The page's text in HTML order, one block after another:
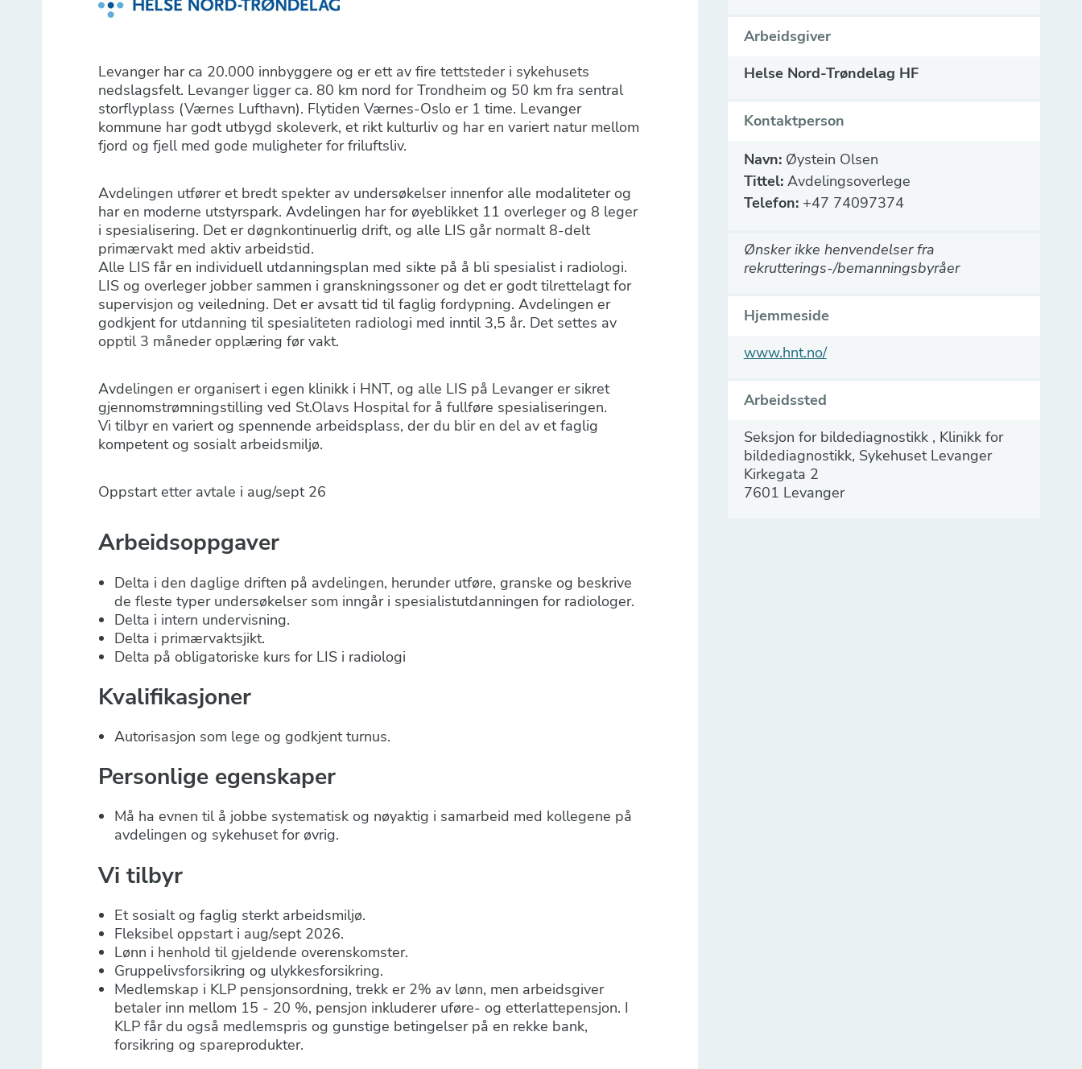
Levanger har ca 20.000 innbyggere og er ett av fire tettsteder i sykehusets
nedslagsfelt. Levanger ligger ca. 80 km nord for Trondheim og 50 km fra sentral
storflyplass (Værnes Lufthavn). Flytiden Værnes-Oslo er 1 time. Levanger
kommune har godt utbygd skoleverk, et rikt kulturliv og har en variert natur mellom
fjord og fjell med gode muligheter for friluftsliv.
Avdelingen utfører et bredt spekter av undersøkelser innenfor alle modaliteter og
har en moderne utstyrspark. Avdelingen har for øyeblikket 11 overleger og 8 leger
i spesialisering. Det er døgnkontinuerlig drift, og alle LIS går normalt 8-delt
primærvakt med aktiv arbeidstid.
Alle LIS får en individuell utdanningsplan med sikte på å bli spesialist i radiologi.
LIS og overleger jobber sammen i granskningssoner og det er godt tilrettelagt for
supervisjon og veiledning. Det er avsatt tid til faglig fordypning. Avdelingen er
godkjent for utdanning til spesialiteten radiologi med inntil 3,5 år. Det settes av
opptil 3 måneder opplæring før vakt.
Avdelingen er organisert i egen klinikk i HNT, og alle LIS på Levanger er sikret
gjennomstrømningstilling ved St.Olavs Hospital for å fullføre spesialiseringen.
Vi tilbyr en variert og spennende arbeidsplass, der du blir en del av et faglig
kompetent og sosialt arbeidsmiljø.
Oppstart etter avtale i aug/sept 26
Arbeidsoppgaver
Delta i den daglige driften på avdelingen, herunder utføre, granske og beskrive
de fleste typer undersøkelser som inngår i spesialistutdanningen for radiologer.
Delta i intern undervisning.
Delta i primærvaktsjikt.
Delta på obligatoriske kurs for LIS i radiologi
Kvalifikasjoner
Autorisasjon som lege og godkjent turnus.
Personlige egenskaper
Må ha evnen til å jobbe systematisk og nøyaktig i samarbeid med kollegene på
avdelingen og sykehuset for øvrig.
Vi tilbyr
Et sosialt og faglig sterkt arbeidsmiljø.
Fleksibel oppstart i aug/sept 2026.
Lønn i henhold til gjeldende overenskomster.
Gruppelivsforsikring og ulykkesforsikring.
Medlemskap i KLP pensjonsordning, trekk er 2% av lønn, men arbeidsgiver
betaler inn mellom 15 - 20 %, pensjon inkluderer uføre- og etterlattepensjon. I
KLP får du også medlemspris og gunstige betingelser på en rekke bank,
forsikring og spareprodukter.
Arbeidsgiver
Helse Nord-Trøndelag HF
Kontaktperson
Navn:Øystein Olsen
Tittel:Avdelingsoverlege
Telefon:+47 74097374
Ønsker ikke henvendelser fra
rekrutterings-/bemanningsbyråer
Hjemmeside
www.hnt.no/
Arbeidssted
Seksjon for bildediagnostikk , Klinikk for
bildediagnostikk, Sykehuset Levanger
Kirkegata 2
7601 Levanger